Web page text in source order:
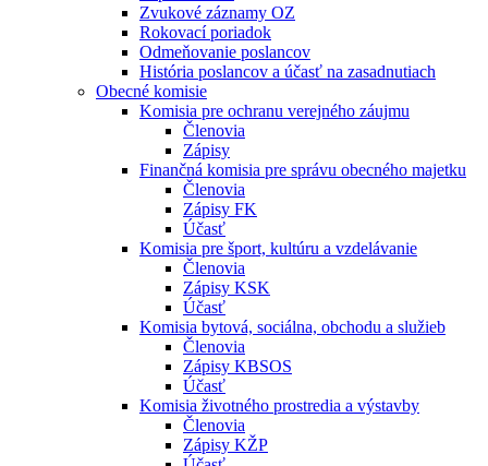
Zvukové záznamy OZ
Rokovací poriadok
Odmeňovanie poslancov
História poslancov a účasť na zasadnutiach
Obecné komisie
Komisia pre ochranu verejného záujmu
Členovia
Zápisy
Finančná komisia pre správu obecného majetku
Členovia
Zápisy FK
Účasť
Komisia pre šport, kultúru a vzdelávanie
Členovia
Zápisy KSK
Účasť
Komisia bytová, sociálna, obchodu a služieb
Členovia
Zápisy KBSOS
Účasť
Komisia životného prostredia a výstavby
Členovia
Zápisy KŽP